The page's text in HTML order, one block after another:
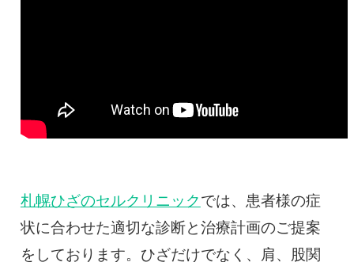
札幌ひざのセルクリニックでは、患者様の症
状に合わせた適切な診断と治療計画のご提案
をしております。ひざだけでなく、肩、股関